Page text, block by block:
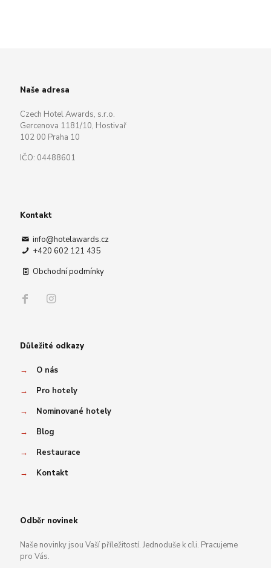
Naše adresa
Czech Hotel Awards, s.r.o.
Gercenova 1181/10, Hostivař
102 00 Praha 10
IČO: 04488601
Kontakt
info@hotelawards.cz
+420 602 121 435
Obchodní podmínky
Důležité odkazy
→
O nás
→
Pro hotely
→
Nominované hotely
→
Blog
→
Restaurace
→
Kontakt
Odběr novinek
Naše novinky jsou Vaší příležitostí. Jednoduše k cíli. Pracujeme
pro Vás.